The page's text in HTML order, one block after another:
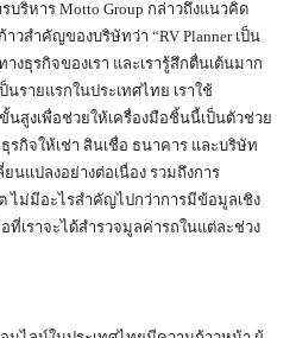
ริหาร Motto Group กล่าวถึงแนวคิด
าวสำคัญของบริษัทว่า “RV Planner เป็น
งธุรกิจของเรา และเรารู้สึกตื่นเต้นมาก
ายแรกในประเทศไทย เราใช้
สูงเพื่อช่วยให้เครื่องมือชิ้นนี้เป็นตัวช่วย
รกิจให้เช่า สินเชื่อ ธนาคาร และบริษัท
นแปลงอย่างต่อเนื่อง รวมถึงการ
ไม่มีอะไรสำคัญไปกว่าการมีข้อมูลเชิง
ที่เราจะได้สำรวจมูลค่ารถในแต่ละช่วง